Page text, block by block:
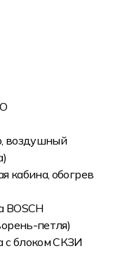
воздушный
кабина, обогрев
петля)
с блоком СКЗИ